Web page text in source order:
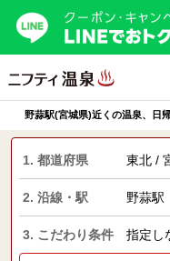
野蒜駅(宮城県)近くの温泉、日
1. 都道府県 東北 /
2. 沿線・駅 野蒜駅
3. こだわり条件 指定し